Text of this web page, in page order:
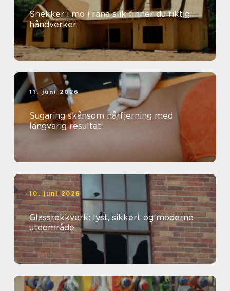
Snekker i mo i rana slik finner du riktig
håndverker
11. juni 2026
Sugaring skånsom hårfjerning med
langvarig resultat
10. juni 2026
Glassrekkverk: lyst, sikkert og moderne
uteområde